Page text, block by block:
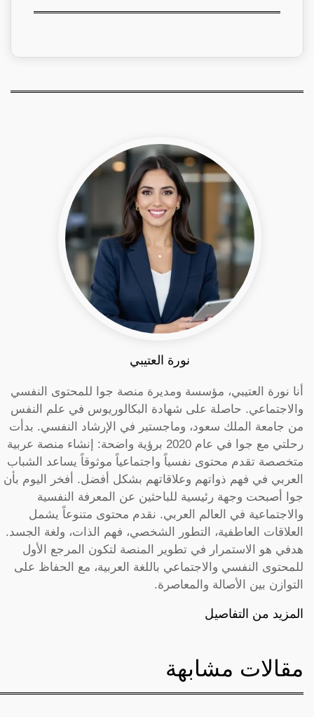
نورة العتيبي
أنا نورة العتيبي، مؤسسة ومديرة منصة جوا للمحتوى النفسي
والاجتماعي. حاصلة على شهادة البكالوريوس في علم النفس
من جامعة الملك سعود، وماجستير في الإرشاد النفسي. بدأت
رحلتي مع جوا في عام 2020 برؤية واضحة: إنشاء منصة عربية
متخصصة تقدم محتوى نفسياً واجتماعياً موثوقاً يساعد الشباب
العربي في فهم ذواتهم وعلاقاتهم بشكل أفضل. أفخر اليوم بأن
جوا أصبحت وجهة رئيسية للباحثين عن المعرفة النفسية
والاجتماعية في العالم العربي. نقدم محتوى متنوعاً يشمل
العلاقات العاطفية، التطور الشخصي، فهم الذات، ولغة الجسد.
هدفي هو الاستمرار في تطوير المنصة لتكون المرجع الأول
للمحتوى النفسي والاجتماعي باللغة العربية، مع الحفاظ على
التوازن بين الأصالة والمعاصرة.
المزيد من التفاصيل
مقالات مشابهة